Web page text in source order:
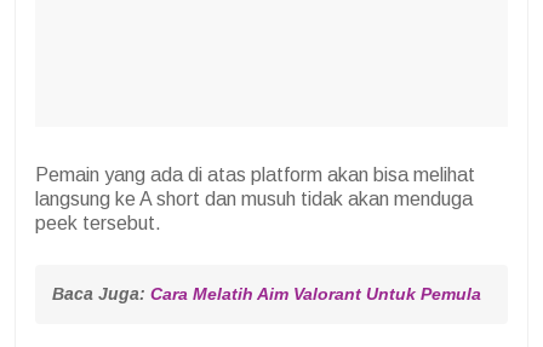
Pemain yang ada di atas platform akan bisa melihat
langsung ke A short dan musuh tidak akan menduga
peek tersebut.
Baca Juga: Cara Melatih Aim Valorant Untuk Pemula